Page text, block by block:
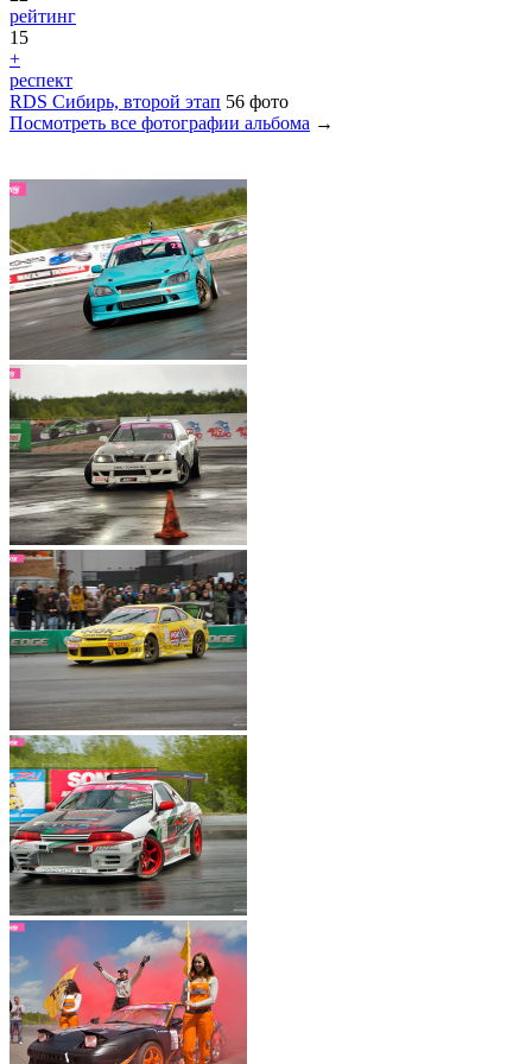
рейтинг
15
+
респект
RDS Сибирь, второй этап 56 фото
Посмотреть все фотографии альбома →